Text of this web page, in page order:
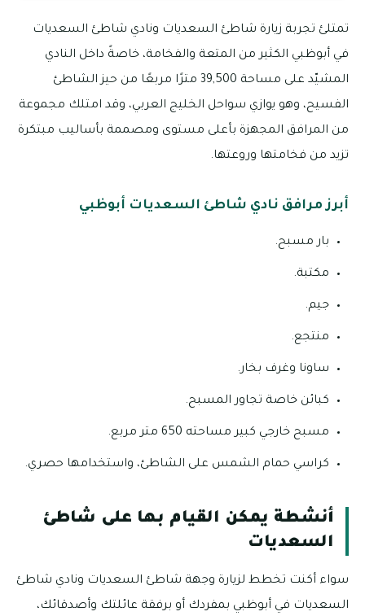
تمتلئ تجربة زيارة شاطئ السعديات ونادي شاطئ السعديات
في أبوظبي الكثير من المتعة والفخامة، خاصةً داخل النادي
المشيّد على مساحة 39,500 مترًا مربعًا من حيز الشاطئ
الفسيح، وهو يوازي سواحل الخليج العربي، وقد امتلك مجموعة
من المرافق المجهزة بأعلى مستوى ومصممة بأساليب مبتكرة
تزيد من فخامتها وروعتها.
أبرز مرافق نادي شاطئ السعديات أبوظبي
بار مسبح.
مكتبة.
جيم.
منتجع.
ساونا وغرف بخار.
كبائن خاصة تجاور المسبح.
مسبح خارجي كبير مساحته 650 متر مربع.
كراسي حمام الشمس على الشاطئ، واستخدامها حصري.
أنشطة يمكن القيام بها على شاطئ
السعديات
سواء أكنت تخطط لزيارة وجهة شاطئ السعديات ونادي شاطئ
السعديات في أبوظبي بمفردك أو برفقة عائلتك وأصدقائك،